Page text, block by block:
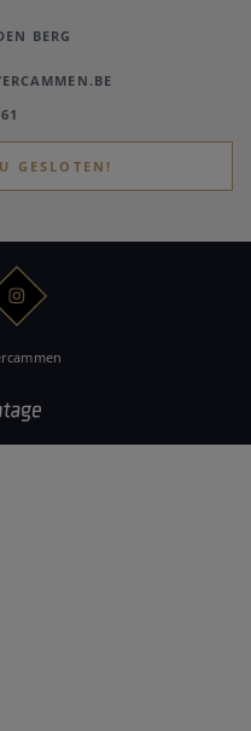
BERG
GESLOTEN!